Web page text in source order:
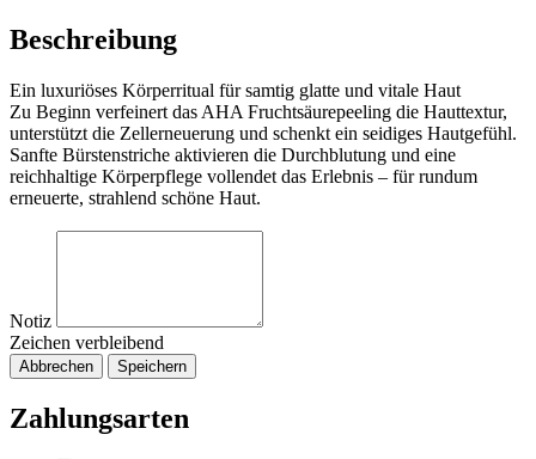
Beschreibung
Ein luxuriöses Körperritual für samtig glatte und vitale Haut
Zu Beginn verfeinert das AHA Fruchtsäurepeeling die Hauttextur,
unterstützt die Zellerneuerung und schenkt ein seidiges Hautgefühl.
Sanfte Bürstenstriche aktivieren die Durchblutung und eine
reichhaltige Körperpflege vollendet das Erlebnis – für rundum
erneuerte, strahlend schöne Haut.
Notiz
Zeichen verbleibend
Abbrechen Speichern
Zahlungsarten